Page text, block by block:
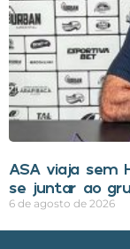
ASA viaja sem
se juntar ao
6 de agosto de 2026